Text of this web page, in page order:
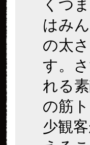
くつ
はみ
の太
す。
れる
の筋
少観